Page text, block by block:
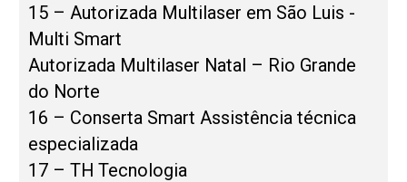
15 – Autorizada Multilaser em São Luis -
Multi Smart
Autorizada Multilaser Natal – Rio Grande
do Norte
16 – Conserta Smart Assistência técnica
especializada
17 – TH Tecnologia